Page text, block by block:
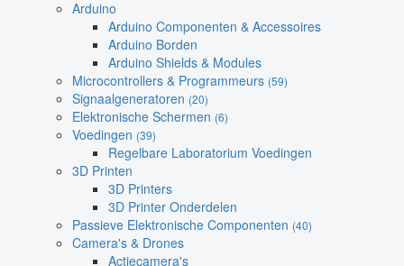
Arduino
Arduino Componenten & Accessoires
Arduino Borden
Arduino Shields & Modules
Microcontrollers & Programmeurs (59)
Signaalgeneratoren (20)
Elektronische Schermen (6)
Voedingen (39)
Regelbare Laboratorium Voedingen
3D Printen
3D Printers
3D Printer Onderdelen
Passieve Elektronische Componenten (40)
Camera's & Drones
Actiecamera's